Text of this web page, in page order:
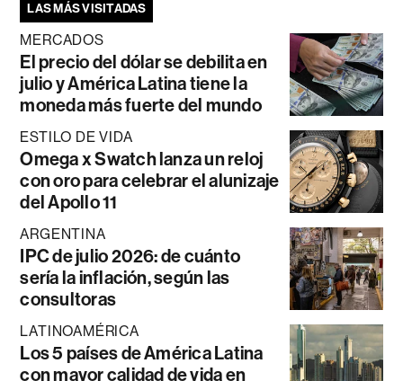
LAS MÁS VISITADAS
MERCADOS
El precio del dólar se debilita en
julio y América Latina tiene la
moneda más fuerte del mundo
ESTILO DE VIDA
Omega x Swatch lanza un reloj
con oro para celebrar el alunizaje
del Apollo 11
ARGENTINA
IPC de julio 2026: de cuánto
sería la inflación, según las
consultoras
LATINOAMÉRICA
Los 5 países de América Latina
con mayor calidad de vida en